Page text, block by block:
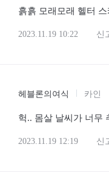
흙흙 모래모래 헬터
2023.11.19 10:22 신
헤블론의여식 카인
헉.. 몸살 날씨가 너무
2023.11.19 12:19 신